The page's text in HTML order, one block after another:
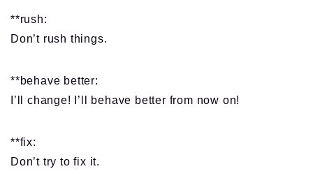
**rush:
Don’t rush things.
**behave better:
I’ll change! I’ll behave better from now on!
**fix:
Don’t try to fix it.